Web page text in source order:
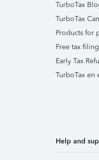
TurboTax
TurboTax
Products for
Free tax
Early Tax
TurboTax en
Help and